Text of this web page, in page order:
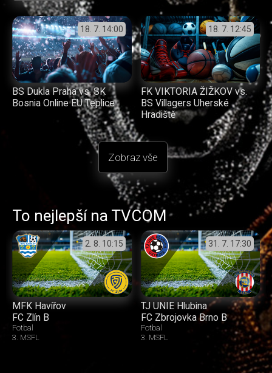
18. 7. 14:00
BS Dukla Praha vs. SK
Bosnia Online EU Teplice
18. 7. 12:45
FK VIKTORIA ŽIŽKOV vs.
BS Villagers Uherské
Hradiště
Zobraz vše
To nejlepší na TVCOM
2. 8. 10:15
MFK Havířov
FC Zlín B
Fotbal
3. MSFL
31. 7. 17:30
TJ UNIE Hlubina
FC Zbrojovka Brno B
Fotbal
3. MSFL